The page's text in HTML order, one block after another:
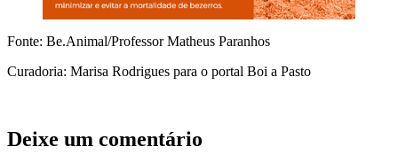
Fonte: Be.Animal/Professor Matheus Paranhos
Curadoria: Marisa Rodrigues para o portal Boi a Pasto
Deixe um comentário